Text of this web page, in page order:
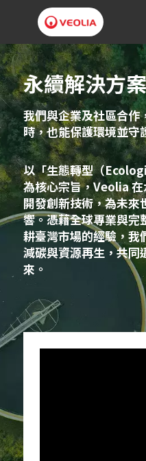
V
e
o
l
i
a
T
a
w
a
n
永續解決方
我們與企業及社區合作
時，也能保護環境並守
以「生態轉型（
為核心宗旨，Veolia
開發創新技術，為未來
響。憑藉全球專業與完
耕臺灣市場的經驗，我
減碳與資源再生，共同
來。